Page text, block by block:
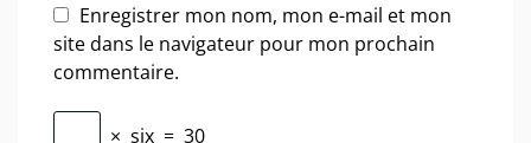
Enregistrer mon nom, mon e-mail et mon
site dans le navigateur pour mon prochain
commentaire.
× six = 30